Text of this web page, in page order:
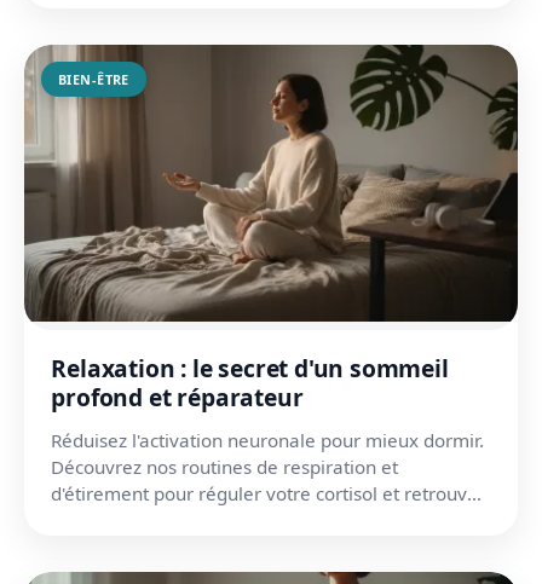
BIEN-ÊTRE
Relaxation : le secret d'un sommeil
profond et réparateur
Réduisez l'activation neuronale pour mieux dormir.
Découvrez nos routines de respiration et
d'étirement pour réguler votre cortisol et retrouver